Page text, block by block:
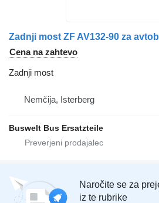
Zadnji most ZF AV132-90 za
Cena na zahtevo
Zadnji most
Nemčija, Isterberg
Buswelt Bus Ersatzteile
Naročite se za
iz te rubrike